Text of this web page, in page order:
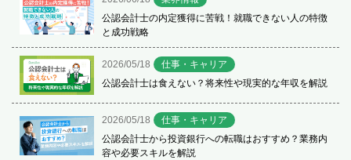
公認会計士の内定獲得に苦戦！就職できない人の特徴
と成功戦略
2026/05/18
仕事・キャリア
公認会計士は食えない？将来性や現実的な年収を解説
2026/05/18
仕事・キャリア
公認会計士から投資銀行への転職はおすすめ？業務内
容や必要スキルを解説